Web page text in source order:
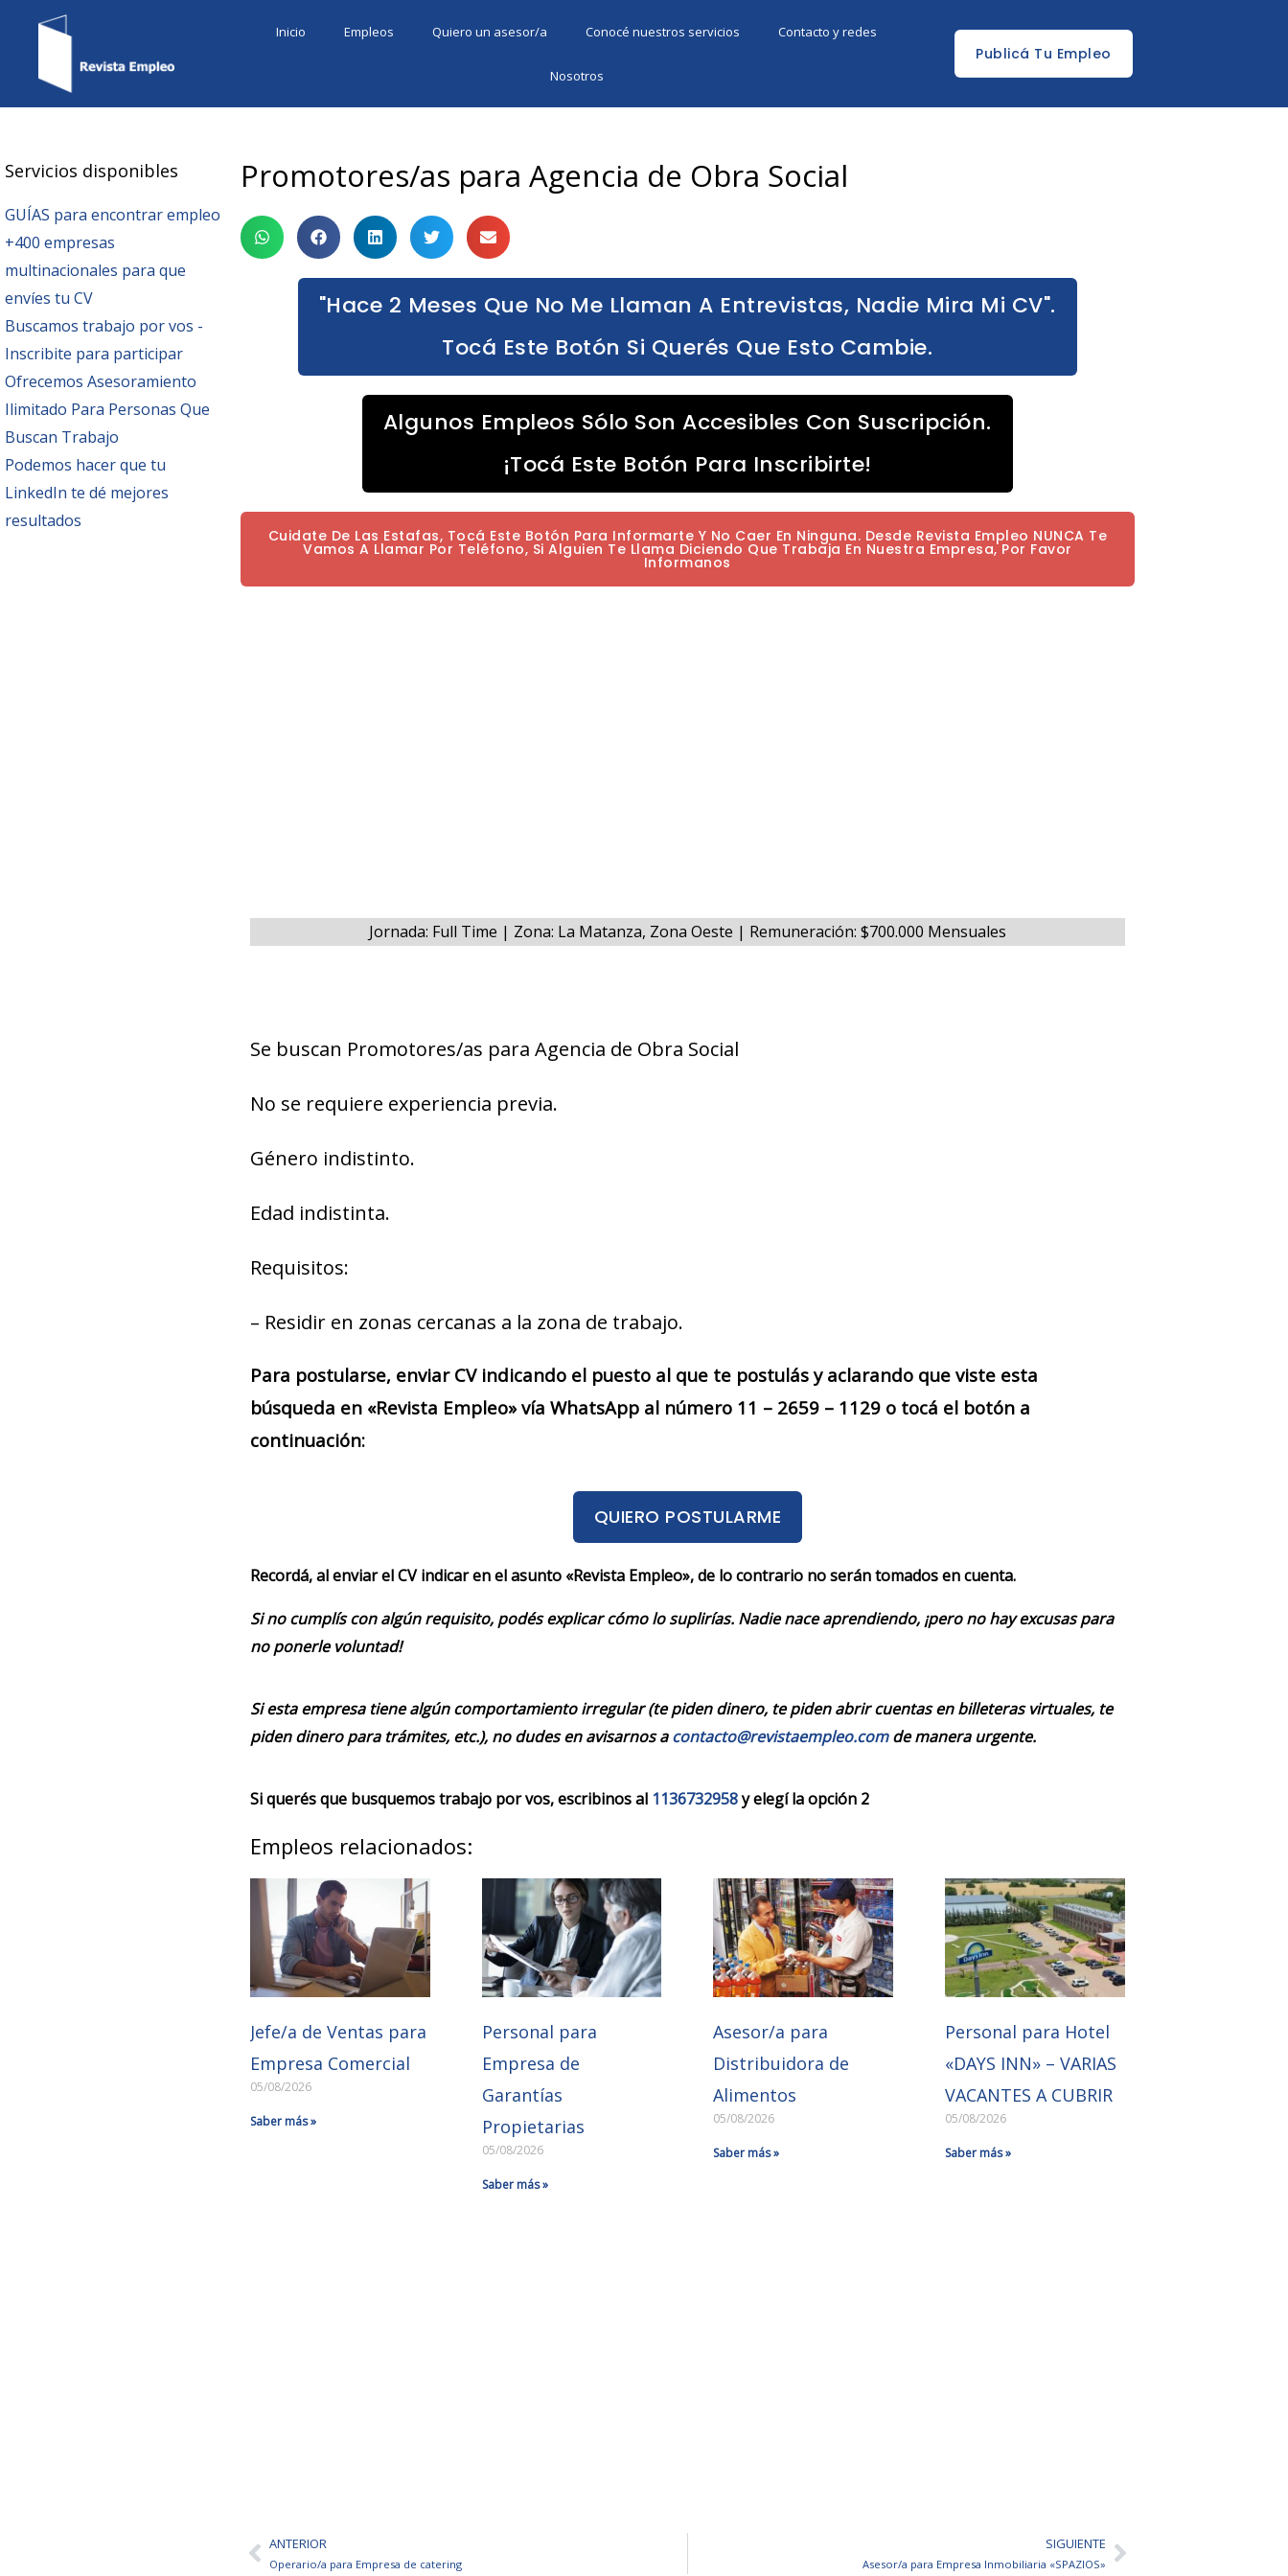
Inicio Empleos Quiero un asesor/a Conocé nuestros servicios Contacto y redes
Nosotros
Publicá Tu Empleo
Servicios disponibles
GUÍAS para encontrar empleo
+400 empresas
multinacionales para que
envíes tu CV
Buscamos trabajo por vos -
Inscribite para participar
Ofrecemos Asesoramiento
Ilimitado Para Personas Que
Buscan Trabajo
Podemos hacer que tu
LinkedIn te dé mejores
resultados
Promotores/as para Agencia de Obra Social
"Hace 2 Meses Que No Me Llaman A Entrevistas, Nadie Mira Mi CV".
Tocá Este Botón Si Querés Que Esto Cambie.
Algunos Empleos Sólo Son Accesibles Con Suscripción.
¡Tocá Este Botón Para Inscribirte!
Cuidate De Las Estafas, Tocá Este Botón Para Informarte Y No Caer En Ninguna. Desde Revista Empleo NUNCA Te
Vamos A Llamar Por Teléfono, Si Alguien Te Llama Diciendo Que Trabaja En Nuestra Empresa, Por Favor
Informanos
Jornada: Full Time | Zona: La Matanza, Zona Oeste | Remuneración: $700.000 Mensuales
Se buscan Promotores/as para Agencia de Obra Social
No se requiere experiencia previa.
Género indistinto.
Edad indistinta.
Requisitos:
– Residir en zonas cercanas a la zona de trabajo.
Para postularse, enviar CV indicando el puesto al que te postulás y aclarando que viste esta
búsqueda en «Revista Empleo» vía WhatsApp al número 11 – 2659 – 1129 o tocá el botón a
continuación:
QUIERO POSTULARME
Recordá, al enviar el CV indicar en el asunto «Revista Empleo», de lo contrario no serán tomados en cuenta.
Si no cumplís con algún requisito, podés explicar cómo lo suplirías. Nadie nace aprendiendo, ¡pero no hay excusas para
no ponerle voluntad!
Si esta empresa tiene algún comportamiento irregular (te piden dinero, te piden abrir cuentas en billeteras virtuales, te
piden dinero para trámites, etc.), no dudes en avisarnos acontacto@revistaempleo.comde manera urgente.
Si querés que busquemos trabajo por vos, escribinos al 1136732958y elegí la opción 2
Empleos relacionados:
Jefe/a de Ventas para
Empresa Comercial
05/08/2026
Saber más »
Personal para
Empresa de
Garantías
Propietarias
05/08/2026
Saber más »
Asesor/a para
Distribuidora de
Alimentos
05/08/2026
Saber más »
Personal para Hotel
«DAYS INN» – VARIAS
VACANTES A CUBRIR
05/08/2026
Saber más »
AntANTERIOR
Operario/a para Empresa de catering
SIGUIENTE
Asesor/a para Empresa Inmobiliaria «SPAZIOS»Siguiente